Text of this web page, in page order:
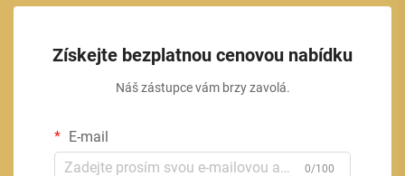
Získejte bezplatnou cenovou nabídku
Náš zástupce vám brzy zavolá.
E-mail
0/100